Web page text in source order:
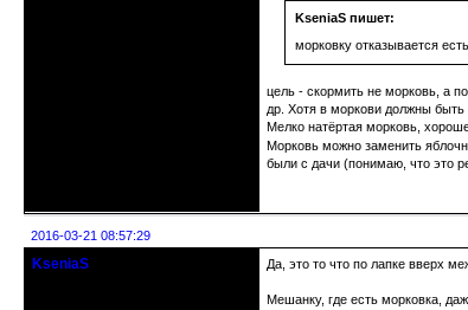
KseniaS пишет:
морковку отказывается
цель - скормить не морковь, а
др. Хотя в моркови должны
Мелко натёртая морковь,
Морковь можно заменить
были с дачи (понимаю, что это
2016-03-21 08:57:29
KseniaS Да, это то что по лапке вверх
Мешанку, где есть морковка,